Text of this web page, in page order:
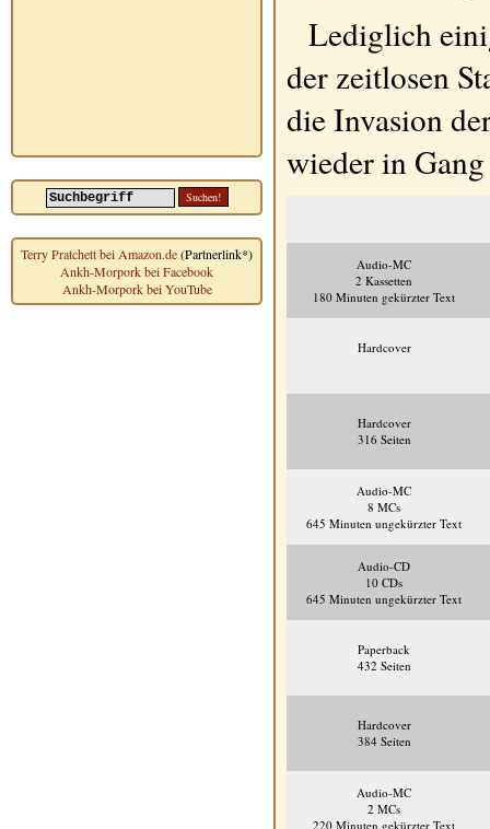
Terry Pratchett bei Amazon.de(Partnerlink*)
Ankh-Morpork bei Facebook
Ankh-Morpork bei YouTube
Lediglich
der zeitlosen
die Invasion
wieder in
Audio-MC
2 Kassetten
180 Minuten gekürzter Text
Hardcover
Hardcover
316 Seiten
Audio-MC
8 MCs
645 Minuten ungekürzter Text
Audio-CD
10 CDs
645 Minuten ungekürzter Text
Paperback
432 Seiten
Hardcover
384 Seiten
Audio-MC
2 MCs
220 Minuten gekürzter Text